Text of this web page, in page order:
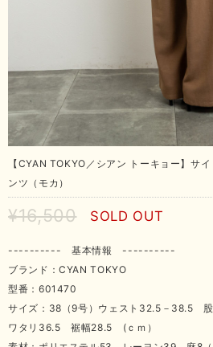
【CYAN TOKYO／シアン トーキョー】サ
ンツ（モカ）
¥16,500 SOLD OUT
---------- 基本情報 ----------
ブランド：CYAN TOKYO
型番：601470
サイズ：38（9号）ウェスト32.5－
ワタリ36.5 裾幅28.5 (ｃｍ）